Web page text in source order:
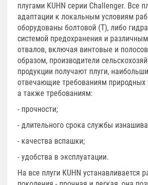
плугами KUHN серии Challenger. Все
адаптации к локальным условиям
оборудованы болтовой (T), либо
системой предохранения и
отвалов, включая винтовые и
образом, производители
продукции получают плуги,
отвечающие требованиям природных
а также требованиям:
- прочности;
- длительного срока службы
- качества вспашки;
- удобства в эксплуатации.
На все плуги KUHN устанавливается